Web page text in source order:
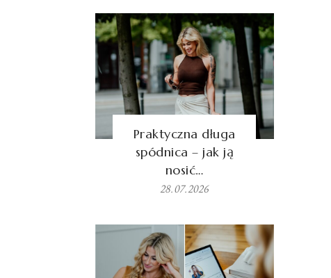
Praktyczna długa
spódnica – jak ją
nosić…
28.07.2026